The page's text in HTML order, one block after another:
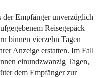
Empfänger unverzüglich
Reisegepäck
binnen vierzehn Tagen
Anzeige erstatten. Im Fall
einundzwanzig Tagen,
dem Empfänger zur